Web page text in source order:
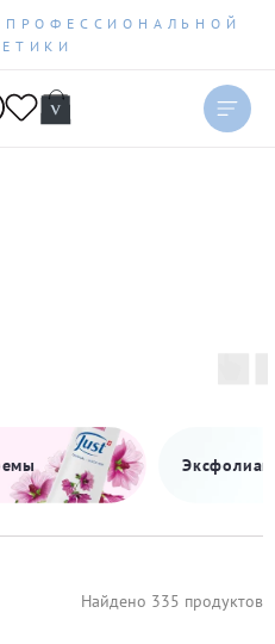
Найдено 335 продуктов